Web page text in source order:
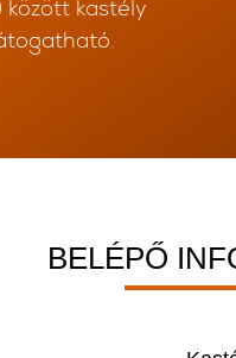
között kastély
BELÉPŐ